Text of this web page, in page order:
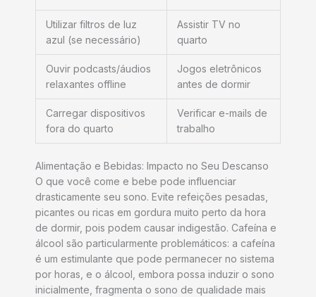
Utilizar filtros de luz
azul (se necessário)
Assistir TV no
quarto
Ouvir podcasts/áudios
relaxantes offline
Jogos eletrônicos
antes de dormir
Carregar dispositivos
fora do quarto
Verificar e-mails de
trabalho
Alimentação e Bebidas: Impacto no Seu Descanso
O que você come e bebe pode influenciar
drasticamente seu sono. Evite refeições pesadas,
picantes ou ricas em gordura muito perto da hora
de dormir, pois podem causar indigestão. Cafeína e
álcool são particularmente problemáticos: a cafeína
é um estimulante que pode permanecer no sistema
por horas, e o álcool, embora possa induzir o sono
inicialmente, fragmenta o sono de qualidade mais